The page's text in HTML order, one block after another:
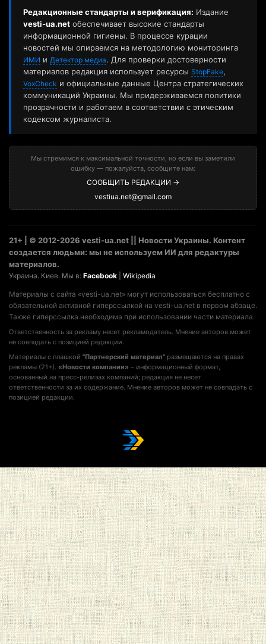
Редакционные стандарты и верификация: Издание
vesti-ua.net обеспечивает высокие стандарты
информационной гигиены. В процессе курации
новостей мы опираемся на методологию мониторинга
ИМИ и Детектор медиа. Для проверки достоверности
материалов редакция использует ресурсы StopFake,
VoxCheck и официальные данные Центра стратегических
коммуникаций Украины. Мы придерживаемся политики
прозрачности и работаем в соответствии с этическим
кодексом журналиста.
Мы стремимся к максимальной точности, но если вы заметили
ошибку — пожалуйста, сообщите нам:
СООБЩИТЬ РЕДАКЦИИ →
vestiua.net@gmail.com
21+ | © 2012-2026 vesti-ua.net || Новости Украины. Контент
создается людьми: мы не используем ИИ для редактуры
материалов.
Украина. Киев. Мы в: Facebook Wikipedia
Материалы с сайта «vesti-ua.net» могут использоваться бесплатно с
обязательной активной гиперссылкой на vesti-ua.net в первом абзаце.
Также гиперссылка необходима при использовании части материала.
Ответственность за рекламу несет рекламодатель. Мнение авторов может
не совпадать с позицией редакции.
Материалы с плашкой "Партнерский материал" размещаются на правах
рекламы (21+). «Новости компании» – информационный формат,
основанный на пресс-релизах компаний; редакция не несет
ответственности за их содержание. Мнение авторов может не совпадать с
позицией редакции.